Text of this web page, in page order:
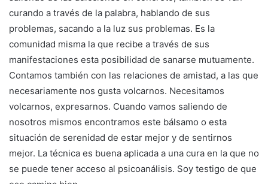
curando a través de la palabra, hablando de sus
problemas, sacando a la luz sus problemas. Es la
comunidad misma la que recibe a través de sus
manifestaciones esta posibilidad de sanarse mutuamente.
Contamos también con las relaciones de amistad, a las que
necesariamente nos gusta volcarnos. Necesitamos
volcarnos, expresarnos. Cuando vamos saliendo de
nosotros mismos encontramos este bálsamo o esta
situación de serenidad de estar mejor y de sentirnos
mejor. La técnica es buena aplicada a una cura en la que no
se puede tener acceso al psicoanálisis. Soy testigo de que